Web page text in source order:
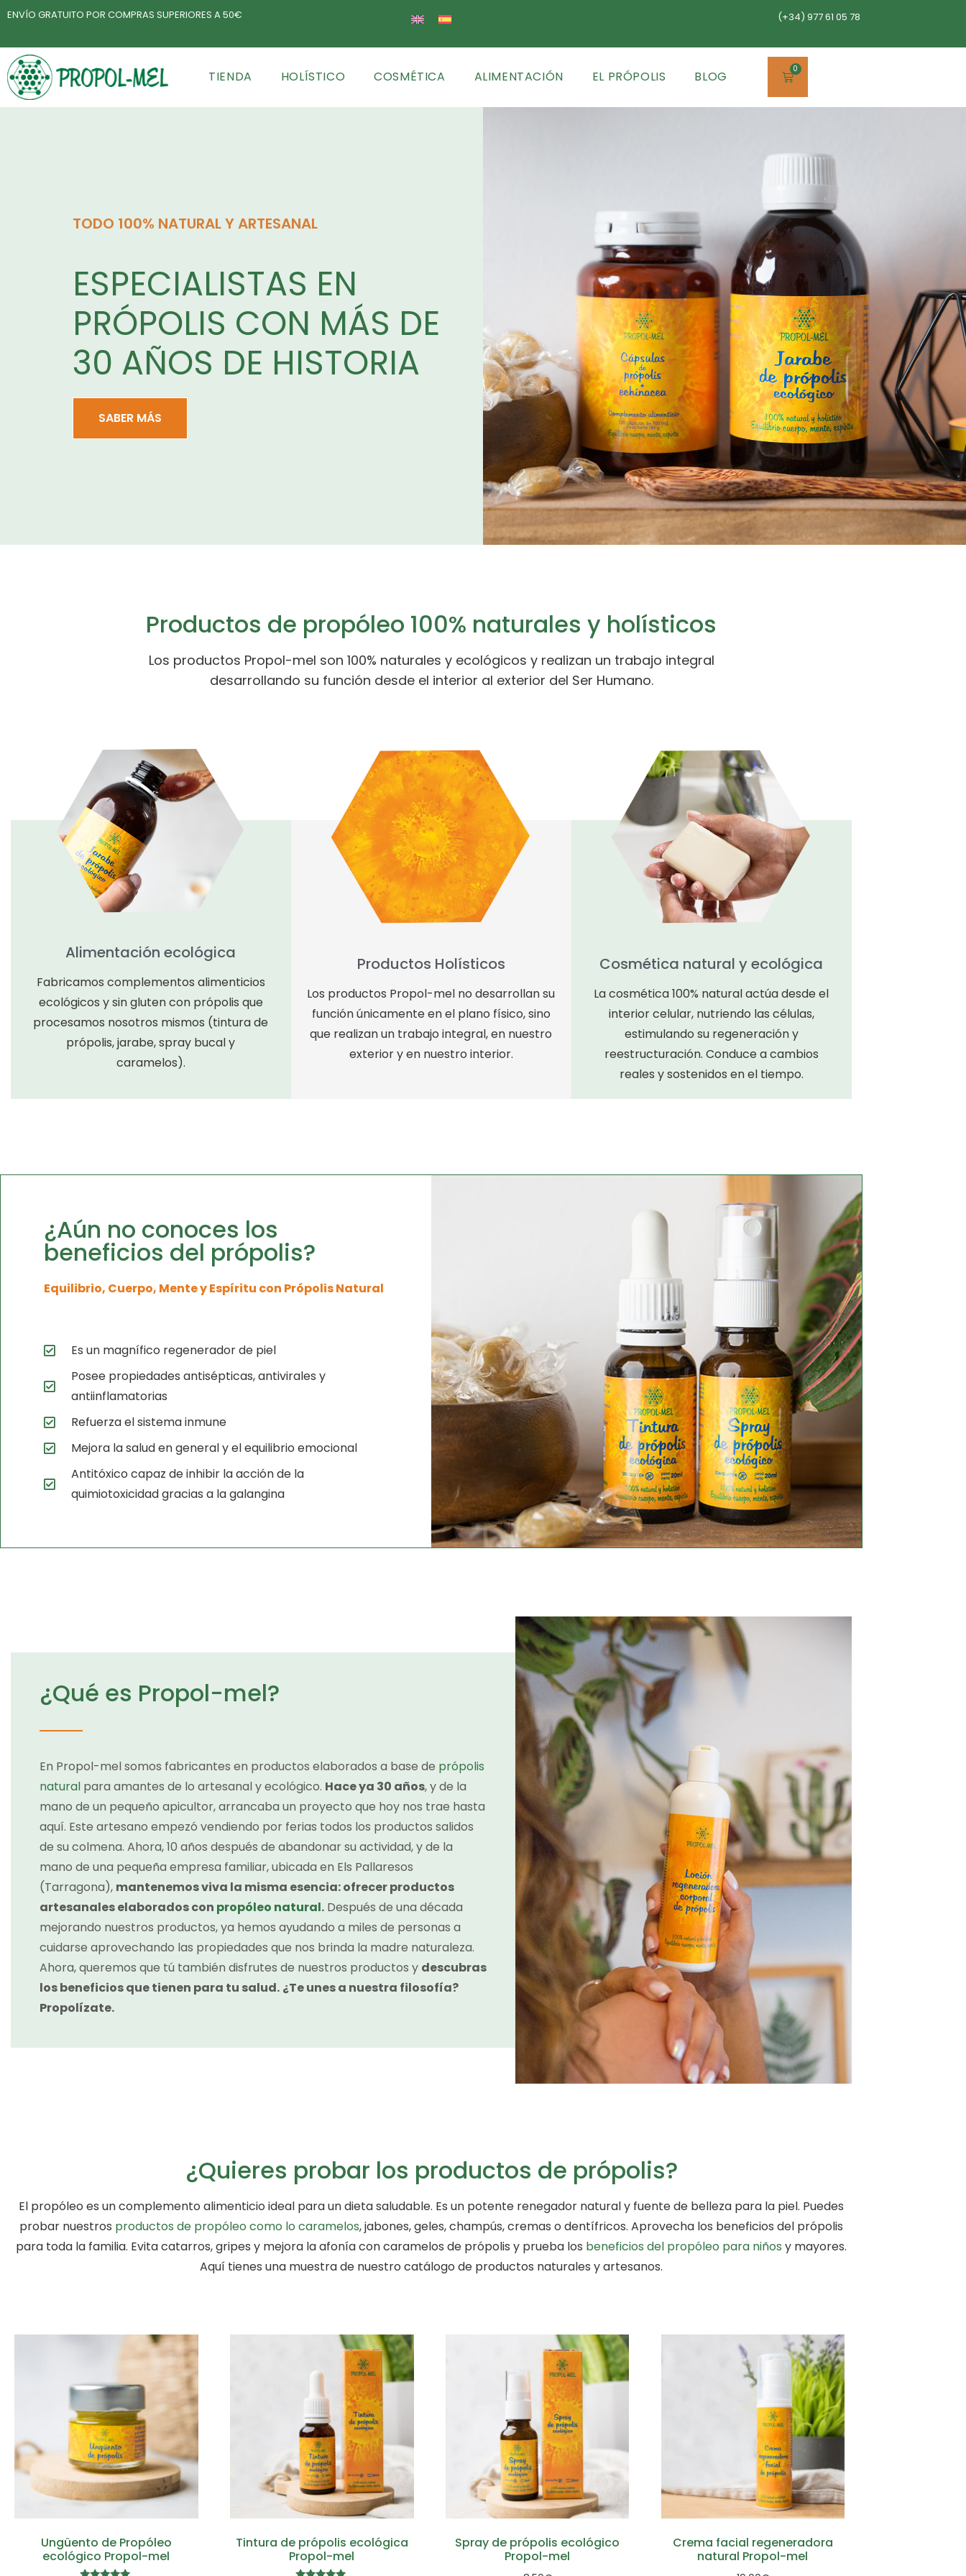
ENVÍO GRATUITO POR COMPRAS SUPERIORES A 50€ (+34) 977 61 05 78
TIENDA HOLÍSTICO COSMÉTICA ALIMENTACIÓN EL PRÓPOLIS BLOG 0
TODO 100% NATURAL Y ARTESANAL
ESPECIALISTAS EN
PRÓPOLIS CON MÁS DE
30 AÑOS DE HISTORIA
SABER MÁS
Productos de propóleo 100% naturales y holísticos
Los productos Propol-mel son 100% naturales y ecológicos y realizan un trabajo integral
desarrollando su función desde el interior al exterior del Ser Humano.
Alimentación ecológica
Fabricamos complementos alimenticios
ecológicos y sin gluten con própolis que
procesamos nosotros mismos (tintura de
própolis, jarabe, spray bucal y
caramelos).
Productos Holísticos
Los productos Propol-mel no desarrollan su
función únicamente en el plano físico, sino
que realizan un trabajo integral, en nuestro
exterior y en nuestro interior.
Cosmética natural y ecológica
La cosmética 100% natural actúa desde el
interior celular, nutriendo las células,
estimulando su regeneración y
reestructuración. Conduce a cambios
reales y sostenidos en el tiempo.
¿Aún no conoces los
beneficios del própolis?
Equilibrio, Cuerpo, Mente y Espíritu con Própolis Natural
Es un magnífico regenerador de piel
Posee propiedades antisépticas, antivirales y
antiinflamatorias
Refuerza el sistema inmune
Mejora la salud en general y el equilibrio emocional
Antitóxico capaz de inhibir la acción de la
quimiotoxicidad gracias a la galangina
¿Qué es Propol-mel?
En Propol-mel somos fabricantes en productos elaborados a base de própolis
natural para amantes de lo artesanal y ecológico. Hace ya 30 años, y de la
mano de un pequeño apicultor, arrancaba un proyecto que hoy nos trae hasta
aquí. Este artesano empezó vendiendo por ferias todos los productos salidos
de su colmena. Ahora, 10 años después de abandonar su actividad, y de la
mano de una pequeña empresa familiar, ubicada en Els Pallaresos
(Tarragona), mantenemos viva la misma esencia: ofrecer productos
artesanales elaborados con propóleo natural. Después de una década
mejorando nuestros productos, ya hemos ayudando a miles de personas a
cuidarse aprovechando las propiedades que nos brinda la madre naturaleza.
Ahora, queremos que tú también disfrutes de nuestros productos y descubras
los beneficios que tienen para tu salud. ¿Te unes a nuestra filosofía?
Propolízate.
¿Quieres probar los productos de própolis?
El propóleo es un complemento alimenticio ideal para un dieta saludable. Es un potente renegador natural y fuente de belleza para la piel. Puedes
probar nuestros productos de propóleo como lo caramelos, jabones, geles, champús, cremas o dentífricos. Aprovecha los beneficios del própolis
para toda la familia. Evita catarros, gripes y mejora la afonía con caramelos de própolis y prueba los beneficios del propóleo para niños y mayores.
Aquí tienes una muestra de nuestro catálogo de productos naturales y artesanos.
Ungüento de Propóleo
ecológico Propol-mel
Tintura de própolis ecológica
Propol-mel
Spray de própolis ecológico
Propol-mel
Crema facial regeneradora
natural Propol-mel